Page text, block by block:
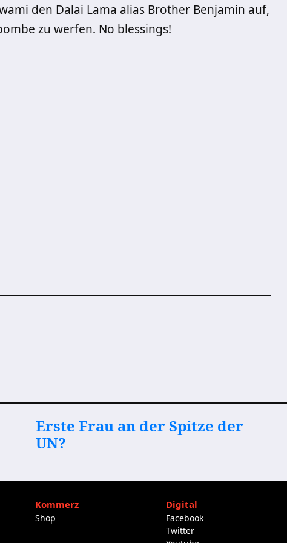
den Dalai Lama alias Brother Benjamin auf,
zu werfen. No blessings!
Erste Frau an der Spitze der
UN?
Kommerz
Shop
Digital
Facebook
Twitter